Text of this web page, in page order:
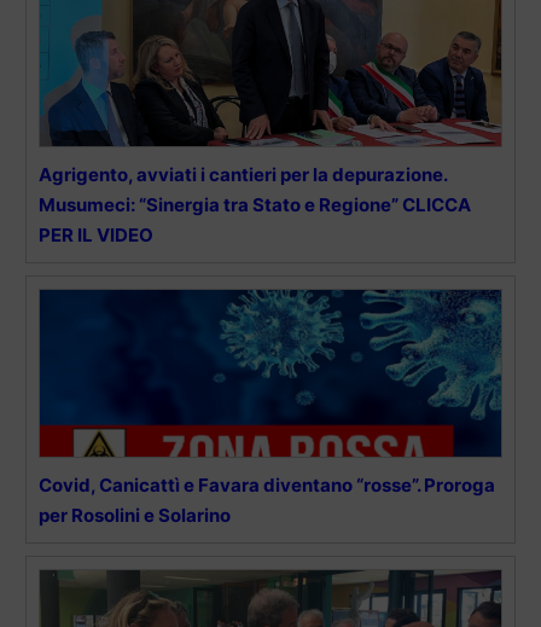
Agrigento, avviati i cantieri per la depurazione.
Musumeci: “Sinergia tra Stato e Regione” CLICCA
PER IL VIDEO
Covid, Canicattì e Favara diventano “rosse”. Proroga
per Rosolini e Solarino